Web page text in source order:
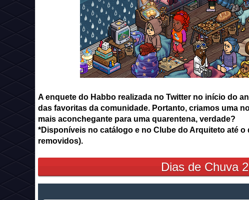
A enquete do Habbo realizada no Twitter no início do
das favoritas da comunidade. Portanto, criamos uma
mais aconchegante para uma quarentena, verdade?
*Disponíveis no catálogo e no Clube do Arquiteto até o
removidos).
Dias de Chuva